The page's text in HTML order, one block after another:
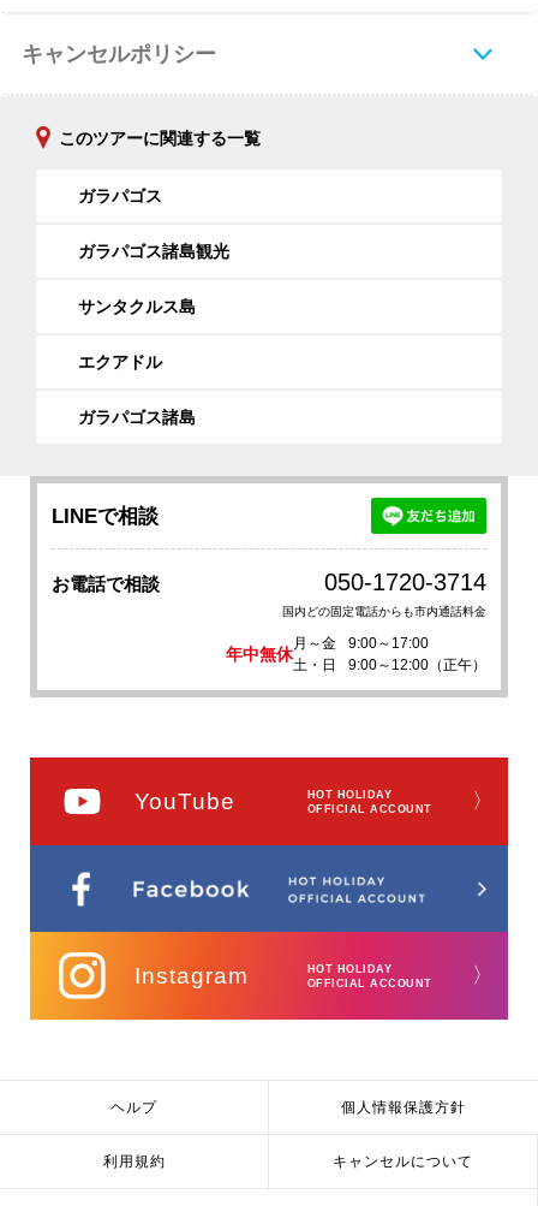
キャンセルポリシー
このツアーに関連する一覧
ガラパゴス
ガラパゴス諸島観光
サンタクルス島
エクアドル
ガラパゴス諸島
LINEで相談
お電話で相談 050-1720-3714
国内どの固定電話からも市内通話料金
年中無休
月～金
9:00～17:00
土・日
9:00～12:00（正午）
YouTube
HOT HOLIDAY
OFFICIAL ACCOUNT
〉
Instagram
HOT HOLIDAY
OFFICIAL ACCOUNT
〉
ヘルプ 個人情報保護方針
利用規約 キャンセルについて